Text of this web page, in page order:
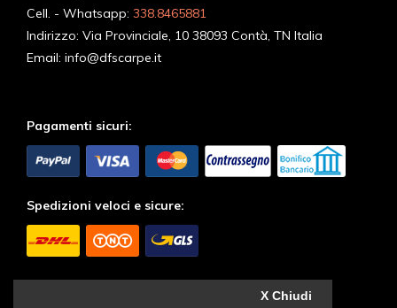
X Chiudi
Cell. - Whatsapp: 338.8465881
Indirizzo: Via Provinciale, 10 38093 Contà, TN Italia
Email: info@dfscarpe.it
Pagamenti sicuri:
Spedizioni veloci e sicure:
Seguici sui Social: